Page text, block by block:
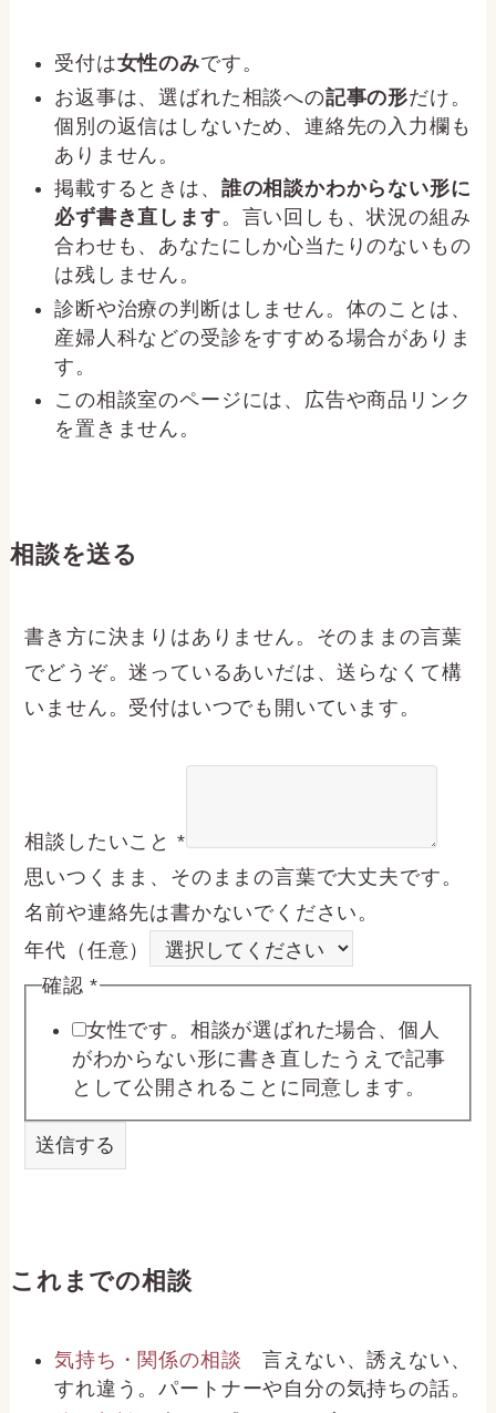
受付は女性のみです。
お返事は、選ばれた相談への記事の形だけ。
個別の返信はしないため、連絡先の入力欄も
ありません。
掲載するときは、 誰の相談かわからない形に
必ず書き直します。言い回しも、状況の組み
合わせも、あなたにしか心当たりのないもの
は残しません。
診断や治療の判断はしません。体のことは、
産婦人科などの受診をすすめる場合がありま
す。
この相談室のページには、広告や商品リンク
を置きません。
相談を送る
書き方に決まりはありません。そのままの言葉
でどうぞ。迷っているあいだは、送らなくて構
いません。受付はいつでも開いています。
相談したいこと *
思いつくまま、そのままの言葉で大丈夫です。
名前や連絡先は書かないでください。
年
代
）
確
談
年代（任意）
確認*
女性です。相談が選ばれた場合、個人
がわからない形に書き直したうえで記事
として公開されることに同意します。
送信する
これまでの相談
気持ち・関係の相談 言えない、誘えない、
すれ違う。パートナーや自分の気持ちの話。